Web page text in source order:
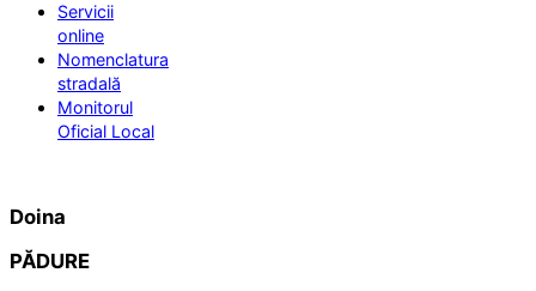
Servicii
online
Nomenclatura
stradală
Monitorul
Oficial Local
Doina
PĂDURE